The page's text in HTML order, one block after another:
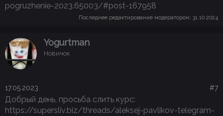
pogruzhenie-2023.65003/#post-167958
Последнее редактирование модератором: 31.10.2024
Yogurtman
Новичок
17.05.2023 #7
Добрый день, просьба слить курс:
https://supersliv.biz/threads/aleksej-pavlikov-telegram-